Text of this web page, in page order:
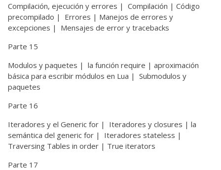
Compilación, ejecución y errores | Compilación | Código
precompilado | Errores | Manejos de errores y
excepciones | Mensajes de error y tracebacks
Parte 15
Modulos y paquetes | la función require | aproximación
básica para escribir módulos en Lua | Submodulos y
paquetes
Parte 16
Iteradores y el Generic for | Iteradores y closures | la
semántica del generic for | Iteradores stateless |
Traversing Tables in order | True iterators
Parte 17